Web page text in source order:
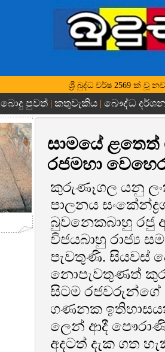
ශ්‍රී බුද්ධ වර්ෂ 2569 ක් වූ
බොදු පුවත් | කතුවැකිය | බෞද්ධ
සාමයේ
රජමහා
කුරුණෑගල යනු
පාලනය
බුවනෙකබාහු රජු
විජයබාහු රාජ්‍ය
පැවතුණි. සියවස්
නොපැවතුණත්
සිටම රජවරුන්ගේ
ගණනක
ලෙන් ආදී
අදටත් දැක ගත